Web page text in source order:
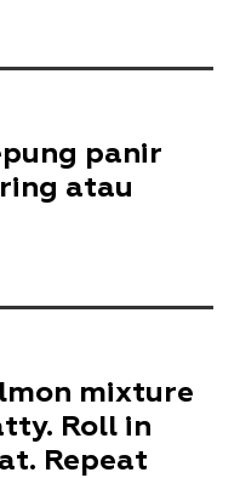
panir
atau
mixture
Roll in
Repeat